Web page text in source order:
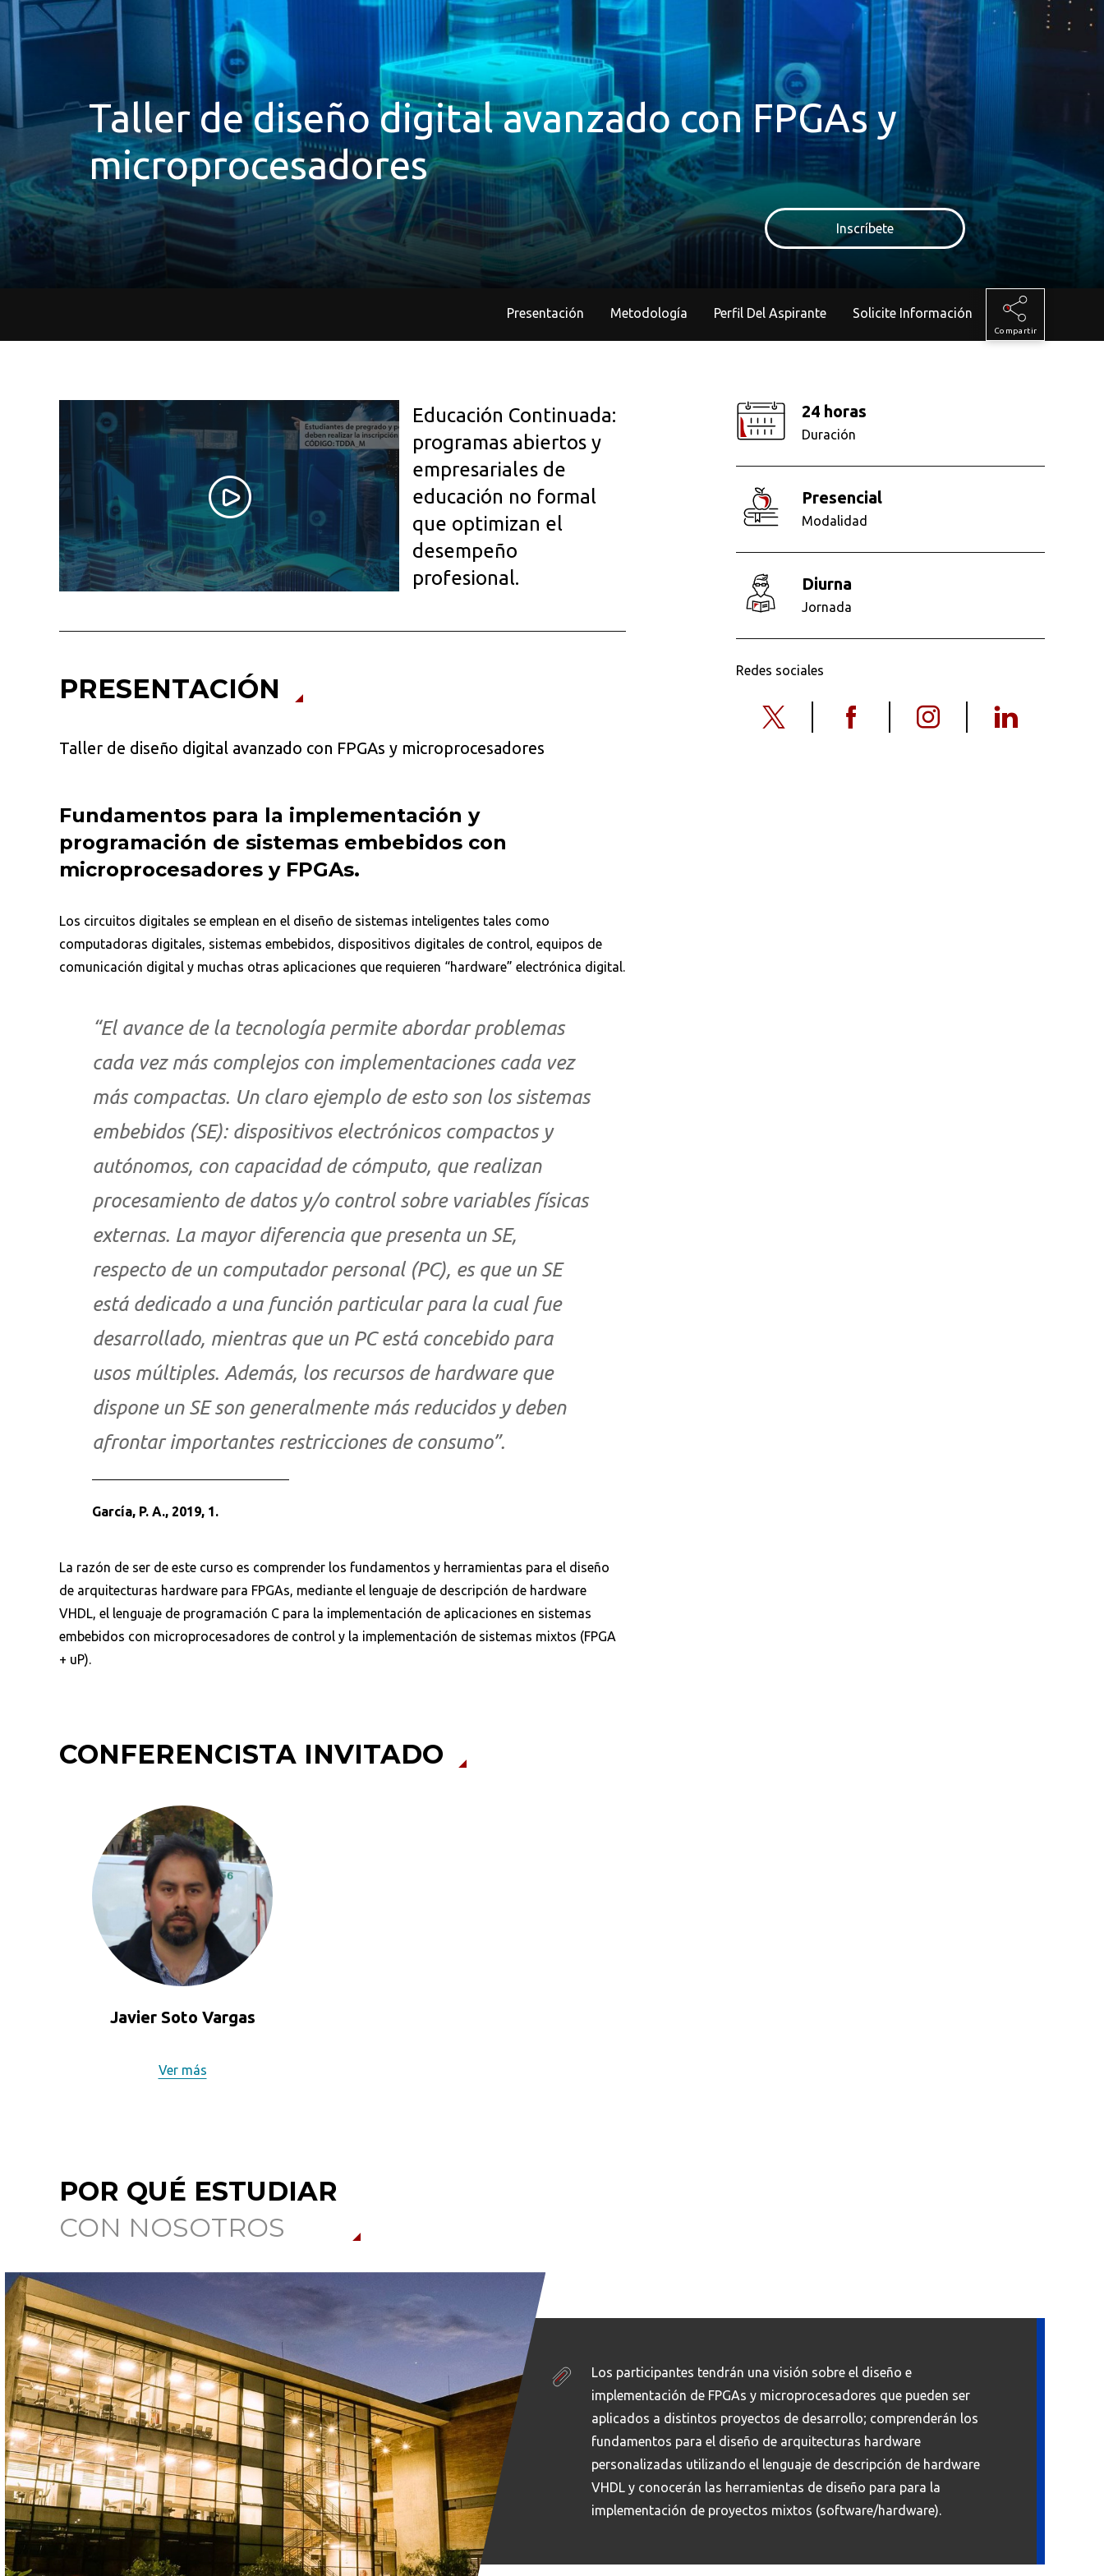
Taller de diseño digital avanzado con FPGAs y
microprocesadores
Inscríbete
Presentación Metodología Perfil Del Aspirante Solicite Información
Compartir
24 horas
Duración
presencial
Modalidad
diurna
Jornada
Redes sociales
PRESENTACIÓN
Taller de diseño digital avanzado con FPGAs y microprocesadores
Educación Continuada:
programas abiertos y
empresariales de
educación no formal
que optimizan el
desempeño
profesional.
Fundamentos para la implementación y
programación de sistemas embebidos con
microprocesadores y FPGAs.
Los circuitos digitales se emplean en el diseño de sistemas inteligentes tales como
computadoras digitales, sistemas embebidos, dispositivos digitales de control, equipos de
comunicación digital y muchas otras aplicaciones que requieren “hardware” electrónica digital.
“El avance de la tecnología permite abordar problemas
cada vez más complejos con implementaciones cada vez
más compactas. Un claro ejemplo de esto son los sistemas
embebidos (SE): dispositivos electrónicos compactos y
autónomos, con capacidad de cómputo, que realizan
procesamiento de datos y/o control sobre variables físicas
externas. La mayor diferencia que presenta un SE,
respecto de un computador personal (PC), es que un SE
está dedicado a una función particular para la cual fue
desarrollado, mientras que un PC está concebido para
usos múltiples. Además, los recursos de hardware que
dispone un SE son generalmente más reducidos y deben
afrontar importantes restricciones de consumo”.
García, P. A., 2019, 1.
La razón de ser de este curso es comprender los fundamentos y herramientas para el diseño
de arquitecturas hardware para FPGAs, mediante el lenguaje de descripción de hardware
VHDL, el lenguaje de programación C para la implementación de aplicaciones en sistemas
embebidos con microprocesadores de control y la implementación de sistemas mixtos (FPGA
+ uP).
CONFERENCISTA INVITADO
Javier Soto Vargas
Ver más
POR QUÉ ESTUDIAR
CON NOSOTROS
Los participantes tendrán una visión sobre el diseño e
implementación de FPGAs y microprocesadores que pueden ser
aplicados a distintos proyectos de desarrollo; comprenderán los
fundamentos para el diseño de arquitecturas hardware
personalizadas utilizando el lenguaje de descripción de hardware
VHDL y conocerán las herramientas de diseño para para la
implementación de proyectos mixtos (software/hardware).
Busca en la escuela
¿Qué buscas?
Buscar